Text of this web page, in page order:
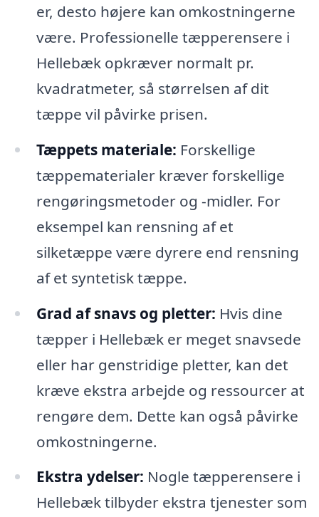
er, desto højere kan omkostningerne
være. Professionelle tæpperensere i
Hellebæk opkræver normalt pr.
kvadratmeter, så størrelsen af dit
tæppe vil påvirke prisen.
Tæppets materiale: Forskellige
tæppematerialer kræver forskellige
rengøringsmetoder og -midler. For
eksempel kan rensning af et
silketæppe være dyrere end rensning
af et syntetisk tæppe.
Grad af snavs og pletter: Hvis dine
tæpper i Hellebæk er meget snavsede
eller har genstridige pletter, kan det
kræve ekstra arbejde og ressourcer at
rengøre dem. Dette kan også påvirke
omkostningerne.
Ekstra ydelser: Nogle tæpperensere i
Hellebæk tilbyder ekstra tjenester som